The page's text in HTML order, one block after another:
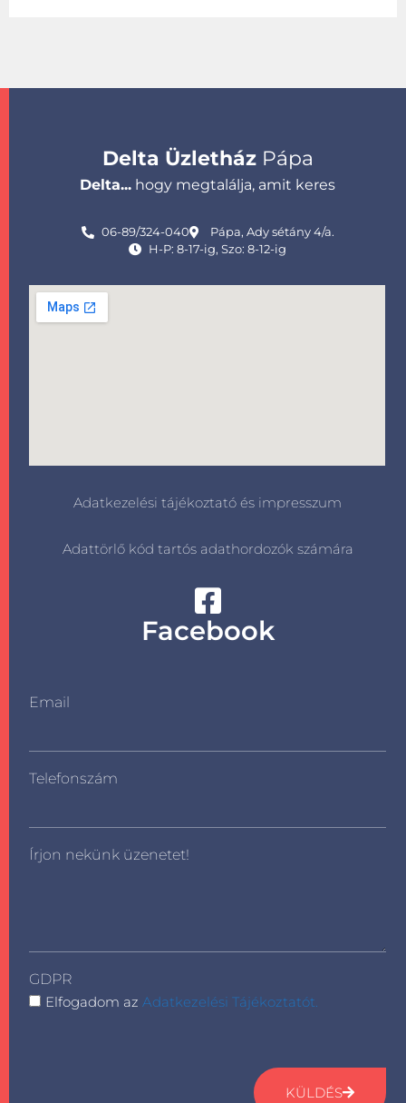
Delta ÜzletházPápa
Delta... hogy megtalálja, amit keres
06-89/324-040
Pápa, Ady sétány 4/a.
H-P: 8-17-ig, Szo: 8-12-ig
Adatkezelési tájékoztató és impresszum
Adattörlő kód tartós adathordozók számára
Facebook
Email
Telefonszám
Írjon nekünk üzenetet!
GDPR
Elfogadom azAdatkezelési Tájékoztatót.
KÜLDÉS